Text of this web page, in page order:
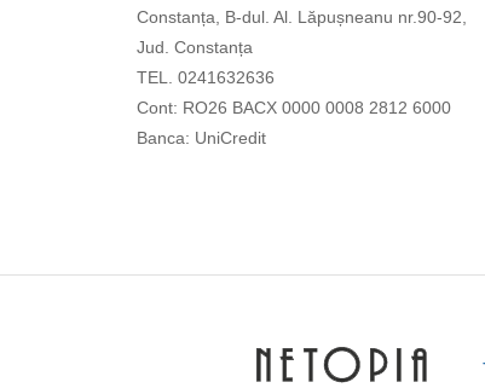
Constanța, B-dul. Al. Lăpușneanu nr.90-92,
Jud. Constanța
TEL. 0241632636
Cont: RO26 BACX 0000 0008 2812 6000
Banca: UniCredit